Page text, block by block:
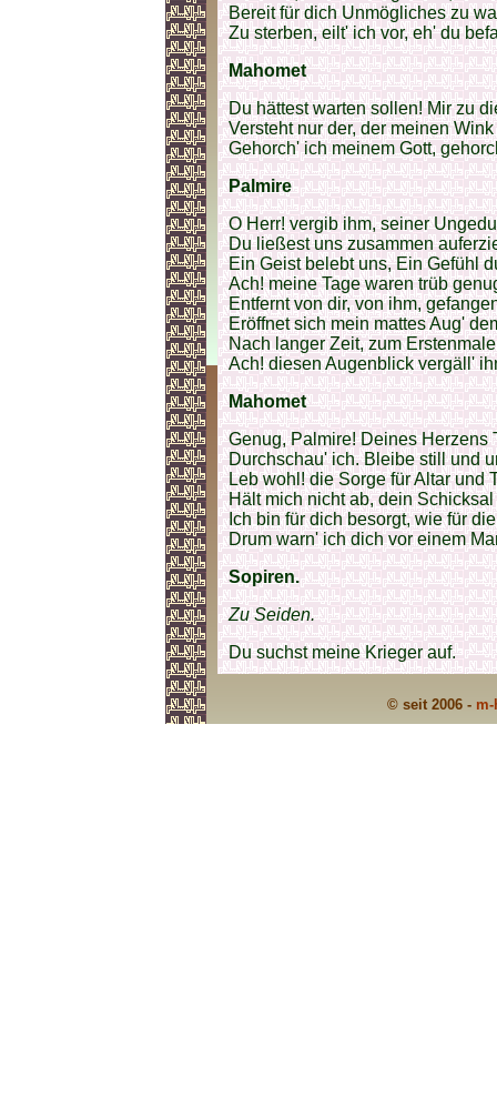
Bereit für dich Unmögliches zu
Zu sterben, eilt' ich vor, eh' du
Mahomet
Du hättest warten sollen! Mir zu
Versteht nur der, der meinen
Gehorch' ich meinem Gott,
Palmire
O Herr! vergib ihm, seiner
Du ließest uns zusammen
Ein Geist belebt uns, Ein Gefühl
Ach! meine Tage waren trüb
Entfernt von dir, von ihm,
Eröffnet sich mein mattes Aug'
Nach langer Zeit, zum
Ach! diesen Augenblick vergäll'
Mahomet
Genug, Palmire! Deines Herzens
Durchschau' ich. Bleibe still und
Leb wohl! die Sorge für Altar und
Hält mich nicht ab, dein
Ich bin für dich besorgt, wie für
Drum warn' ich dich vor einem
Sopiren.
Zu Seiden.
Du suchst meine Krieger auf.
© seit 2006 -